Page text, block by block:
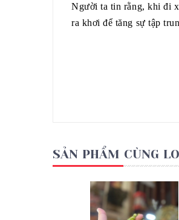
Người ta tin rằng, khi đi
ra khơi để tăng sự tập
SẢN PHẨM CÙNG